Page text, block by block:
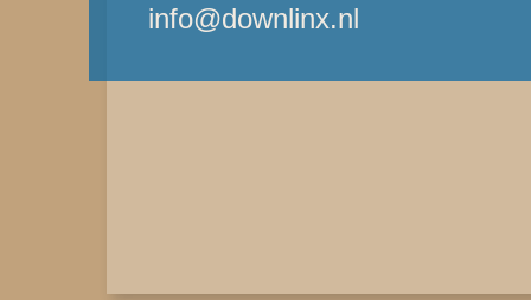
info@downlinx.nl